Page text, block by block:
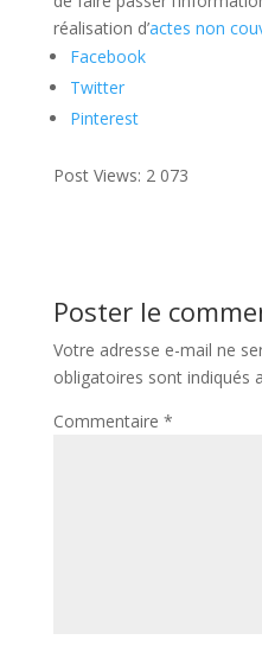
réalisation d’actes non
Facebook
Twitter
Pinterest
Post Views: 2 073
Poster le
Votre adresse e-mail ne
obligatoires sont indiqués
Commentaire *